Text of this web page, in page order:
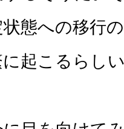
態への移行
起こるらし